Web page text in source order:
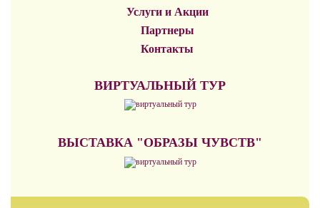
Услуги и Акции
Партнеры
Контакты
ВИРТУАЛЬНЫЙ ТУР
ВЫСТАВКА "ОБРАЗЫ ЧУВСТВ"